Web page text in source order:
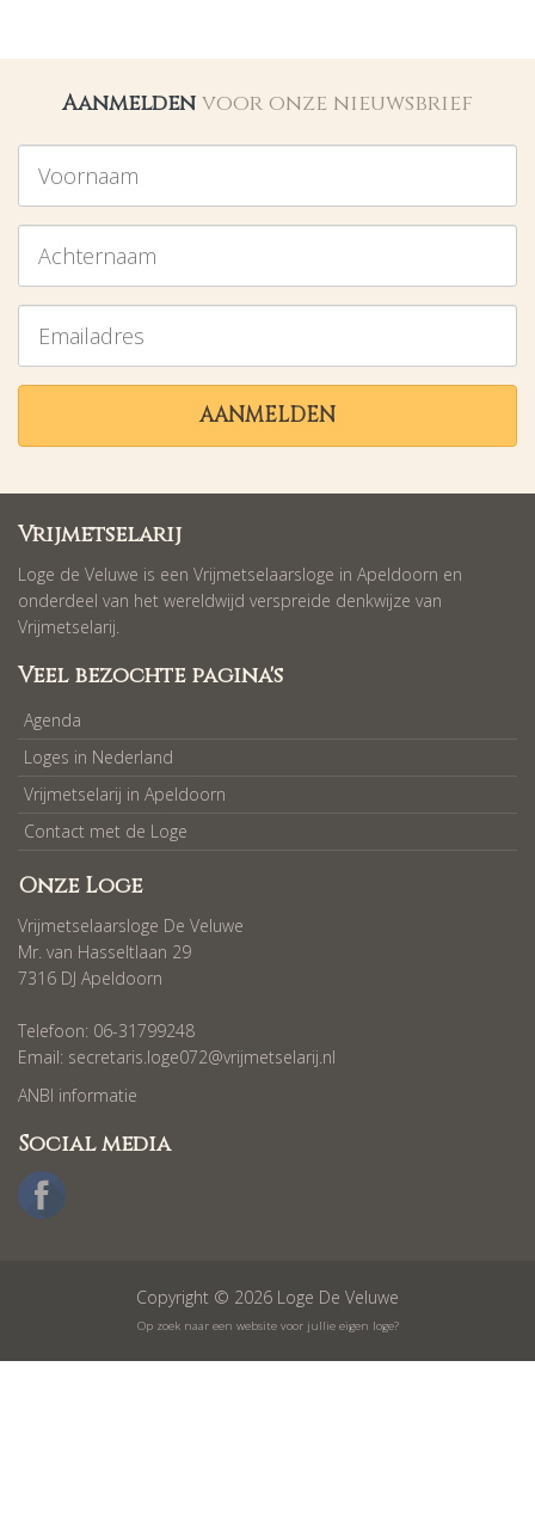
Aanmelden voor onze nieuwsbrief
AANMELDEN
Vrijmetselarij
Loge de Veluwe is een Vrijmetselaarsloge in Apeldoorn en
onderdeel van het wereldwijd verspreide denkwijze van
Vrijmetselarij.
Veel bezochte pagina's
Agenda
Loges in Nederland
Vrijmetselarij in Apeldoorn
Contact met de Loge
Onze Loge
Vrijmetselaarsloge De Veluwe
Mr. van Hasseltlaan 29
7316 DJ Apeldoorn
Telefoon: 06-31799248
Email: secretaris.loge072@vrijmetselarij.nl
ANBI informatie
Social media
Copyright © 2026 Loge De Veluwe
Op zoek naar een website voor jullie eigen loge?